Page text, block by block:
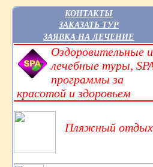
КОНТАКТЫ
ЗАКАЗАТЬ ТУР
ЗАЯВКА НА ЛЕЧЕНИЕ
Оздоровительные и
лечебные туры,
программы за
красотой и здоровьем
Пляжный отдых